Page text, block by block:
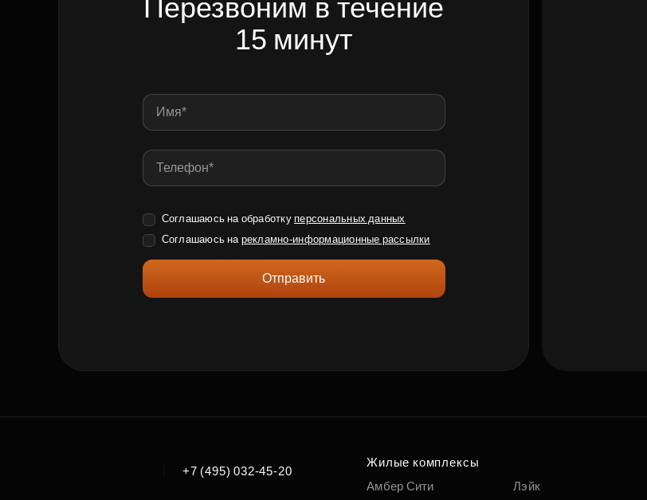
Перезвоним в течение
15 минут
Соглашаюсь на обработку персональных данных
Соглашаюсь на рекламно-информационные рассылки
Отправить
+7 (495) 032-45-20
Жилые комплексы
Амбер Сити
Лэйк